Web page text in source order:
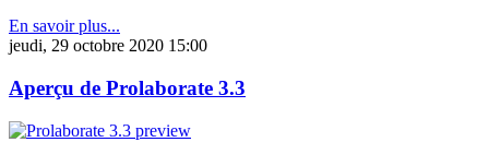
En savoir plus...
jeudi, 29 octobre 2020 15:00
Aperçu de Prolaborate 3.3